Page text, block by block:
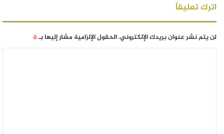
اترك تعليقاً
لن يتم نشر عنوان بريدك الإلكتروني.الحقول الإلزامية مشار إليها بـ*